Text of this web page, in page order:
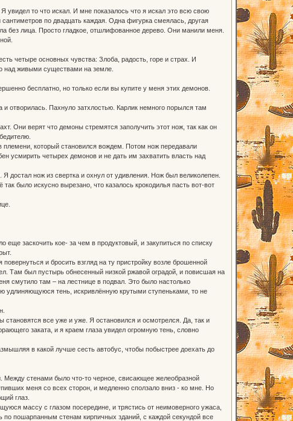
увидел то что искал. И мне показалось что я искал это всю свою
по двадцать каждая. Одна фигурка смеялась, другая
без лица. Просто гладкое, отшлифованное дерево. Они манили меня.
четыре основных чувства: Злоба, радость, горе и страх. И
над живыми существами на земле.
бесплатно, но только если вы купите у меня этих демонов.
отворилась. Пахнуло затхлостью. Карлик немного порылся там
Они верят что демоны стремятся заполучить этот нож, так как он
племени, который становился вождем. Потом нож передавали
усмирить четырех демонов и не дать им захватить власть над
достал нож из свертка и охнул от удивления. Нож был великолепен.
было искусно вырезано, что казалось крокодилья пасть вот-вот
заскочить кое- за чем в продуктовый, и закупиться по списку
и бросить взгляд на ту пристройку возле брошенной
Там был пустырь обнесенный низкой ржавой оградой, и повисшая на
смутило там – на лестнице в подвал. Это было настолько
удлиняющуюся тень, искривлённую крутыми ступеньками, то не
становятся все уже и уже. Я остановился и осмотрелся. Да, так и
заката, и я краем глаза увидел огромную тень, словно
в какой лучше сесть автобус, чтобы побыстрее доехать до
Между стенами было что-то черное, свисающее желеобразной
меня со всех сторон, и медленно сползало вниз - ко мне. Но
глаз.
массу с глазом посередине, и трястись от неимоверного ужаса,
пошарпанным стенам кирпичных зданий, с каждой секундой все